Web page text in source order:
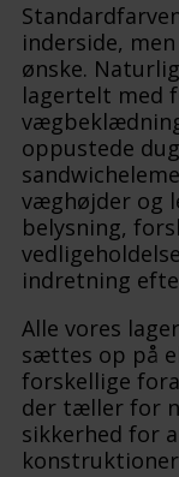
inderside,
ønske.
lagertelt med
oppustede
væghøjder og
belysning,
indretning
Alle vores
sættes op på
forskellige
der tæller for
sikkerhed for